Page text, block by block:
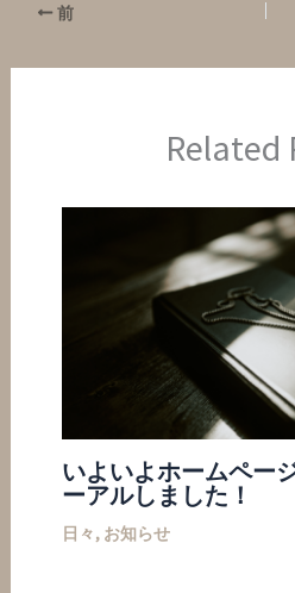
前
Related
いよいよホームペー
ーアルしました！
日々, お知らせ